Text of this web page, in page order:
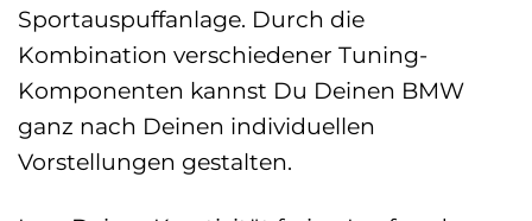
Sportauspuffanlage. Durch die
Kombination verschiedener Tuning-
Komponenten kannst Du Deinen BMW
ganz nach Deinen individuellen
Vorstellungen gestalten.